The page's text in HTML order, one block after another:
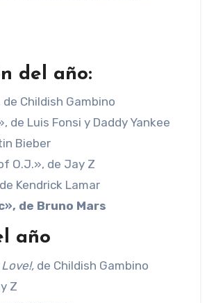
del año:
Childish Gambino
de Luis Fonsi y Daddy Yankee
Bieber
O.J.», de Jay Z
Kendrick Lamar
de Bruno Mars
año
de Childish Gambino
Z